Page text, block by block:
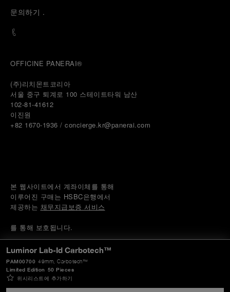
Luminor Lab-Id Carbotech™
49mm , Carbotech™
PAM00700
Limited Edition 50 Pieces
위시리스트에 추가하기
문의하기 .
OFFICINE PANERAI®
(주)리치몬트코리아
서울 중구 퇴계로 100 스테이트타워 남산
102-81-41612
이진원
+82 1670-1936 / concierge.kr@panerai.com
본 웹사이트에서 계좌이체를 통해
이루어진 구매는 HSBC은행에서
제공하는 채무지급보증 서비스
를 통해 보호됩니다.
© 2026 PANERAI
P.I. 12155270155
크레딧